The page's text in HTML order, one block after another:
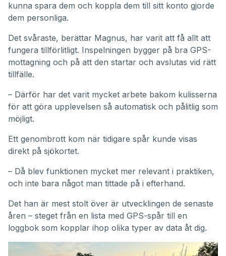
kunna spara dem och koppla dem till sitt konto gjorde
dem personliga.
Det svåraste, berättar Magnus, har varit att få allt att
fungera tillförlitligt. Inspelningen bygger på bra GPS-
mottagning och på att den startar och avslutas vid rätt
tillfälle.
– Därför har det varit mycket arbete bakom kulisserna
för att göra upplevelsen så automatisk och pålitlig som
möjligt.
Ett genombrott kom när tidigare spår kunde visas
direkt på sjökortet.
– Då blev funktionen mycket mer relevant i praktiken,
och inte bara något man tittade på i efterhand.
Det han är mest stolt över är utvecklingen de senaste
åren – steget från en lista med GPS-spår till en
loggbok som kopplar ihop olika typer av data åt dig.